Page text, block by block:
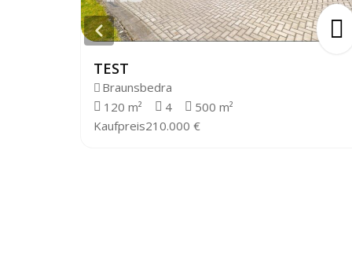
TEST
Braunsbedra
120 m²
4
500 m²
Kaufpreis210.000 €